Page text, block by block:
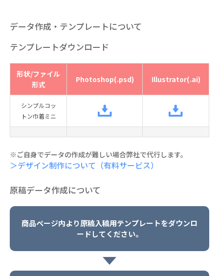
データ作成・テンプレートについて
テンプレートダウンロード
形状/ファイル
形式
Photoshop(.psd) Illustrator(.ai)
シンプルコッ
トン巾着ミニ
※ご自身でデータの作成が難しい場合弊社で代行します。
＞デザイン制作について（有料サービス）
原稿データ作成について
商品ページ内より原稿入稿用テンプレートをダウンロ
ードしてください。